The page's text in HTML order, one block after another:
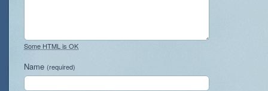
Some HTML is OK
Name (required)